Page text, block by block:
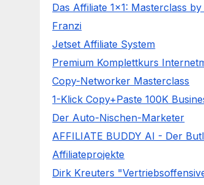
Das Affiliate 1x1: Masterclass
Franzi
Jetset Affiliate System
Premium Komplettkurs
Copy-Networker Masterclass
1-Klick Copy+Paste 100K
Der Auto-Nischen-Marketer
AFFILIATE BUDDY AI - Der
Affiliateprojekte
Dirk Kreuters